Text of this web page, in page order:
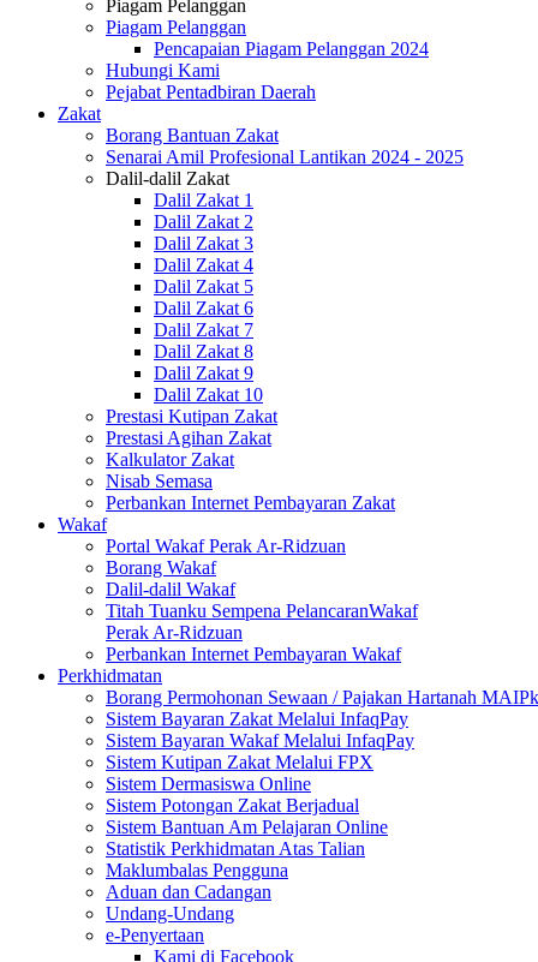
Piagam Pelanggan
Piagam Pelanggan
Pencapaian Piagam Pelanggan 2024
Hubungi Kami
Pejabat Pentadbiran Daerah
Zakat
Borang Bantuan Zakat
Senarai Amil Profesional Lantikan 2024 - 2025
Dalil-dalil Zakat
Dalil Zakat 1
Dalil Zakat 2
Dalil Zakat 3
Dalil Zakat 4
Dalil Zakat 5
Dalil Zakat 6
Dalil Zakat 7
Dalil Zakat 8
Dalil Zakat 9
Dalil Zakat 10
Prestasi Kutipan Zakat
Prestasi Agihan Zakat
Kalkulator Zakat
Nisab Semasa
Perbankan Internet Pembayaran Zakat
Wakaf
Portal Wakaf Perak Ar-Ridzuan
Borang Wakaf
Dalil-dalil Wakaf
Titah Tuanku Sempena PelancaranWakaf
Perak Ar-Ridzuan
Perbankan Internet Pembayaran Wakaf
Perkhidmatan
Borang Permohonan Sewaan / Pajakan Hartanah MAIPk
Sistem Bayaran Zakat Melalui InfaqPay
Sistem Bayaran Wakaf Melalui InfaqPay
Sistem Kutipan Zakat Melalui FPX
Sistem Dermasiswa Online
Sistem Potongan Zakat Berjadual
Sistem Bantuan Am Pelajaran Online
Statistik Perkhidmatan Atas Talian
Maklumbalas Pengguna
Aduan dan Cadangan
Undang-Undang
e-Penyertaan
Kami di Facebook